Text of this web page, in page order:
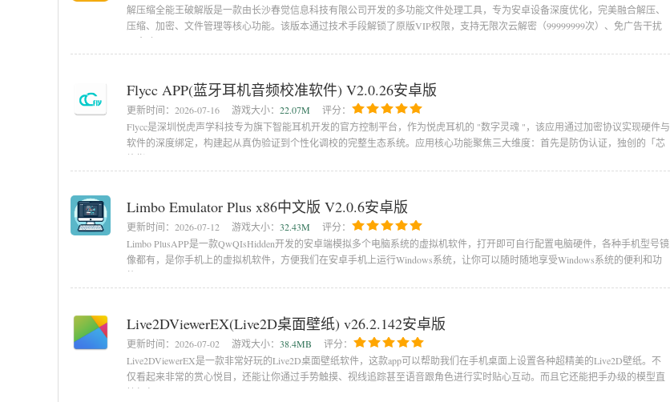
解压缩全能王破解版是一款由长沙春觉信息科技有限公司开发的多功能文件处理工具，专为安卓设备深度优化，完美融合解压、
压缩、加密、文件管理等核心功能。该版本通过技术手段解锁了原版VIP权限，支持无限次云解密（99999999次）、免广告干扰
及全功
Flycc APP(蓝牙耳机音频校准软件) V2.0.26安卓版
更新时间： 2026-07-16 游戏大小： 22.07M
评分：
Flycc是深圳悦虎声学科技专为旗下智能耳机开发的官方控制平台，作为悦虎耳机的 "数字灵魂 "，该应用通过加密协议实现硬件与
软件的深度绑定，构建起从真伪验证到个性化调校的完整生态系统。应用核心功能聚焦三大维度：首先是防伪认证，独创的「芯
片指
Limbo Emulator Plus x86中文版 V2.0.6安卓版
更新时间： 2026-07-12 游戏大小： 32.43M
评分：
Limbo PlusAPP是一款QwQIsHidden开发的安卓端模拟多个电脑系统的虚拟机软件，打开即可自行配置电脑硬件，各种手机型号镜
像都有，是你手机上的虚拟机软件，方便我们在安卓手机上运行Windows系统，让你可以随时随地享受Windows系统的便利和功
能，无
Live2DViewerEX(Live2D桌面壁纸) v26.2.142安卓版
更新时间： 2026-07-02 游戏大小： 38.4MB
评分：
Live2DViewerEX是一款非常好玩的Live2D桌面壁纸软件，这款app可以帮助我们在手机桌面上设置各种超精美的Live2D壁纸。不
仅看起来非常的赏心悦目，还能让你通过手势触摸、视线追踪甚至语音跟角色进行实时贴心互动。而且它还能把手办级的模型直
接打包